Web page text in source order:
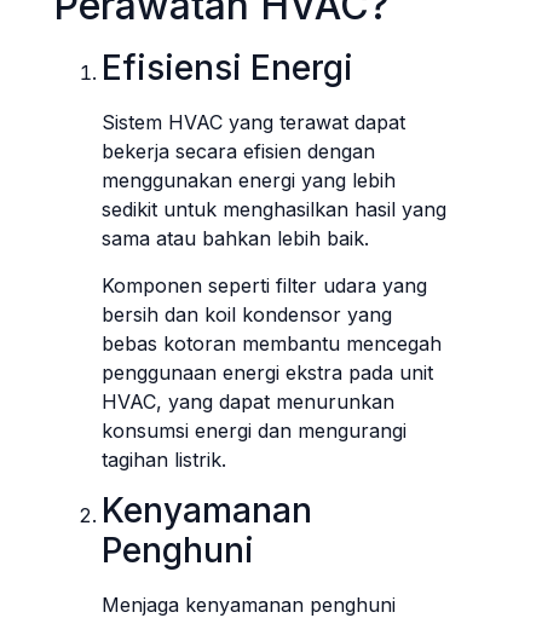
Efisiensi Energi
Sistem HVAC yang terawat dapat
bekerja secara efisien dengan
menggunakan energi yang lebih
sedikit untuk menghasilkan hasil yang
sama atau bahkan lebih baik.
Komponen seperti filter udara yang
bersih dan koil kondensor yang
bebas kotoran membantu mencegah
penggunaan energi ekstra pada unit
HVAC, yang dapat menurunkan
konsumsi energi dan mengurangi
tagihan listrik.
Kenyamanan
Penghuni
Menjaga kenyamanan penghuni